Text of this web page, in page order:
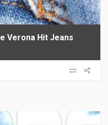
Verona Hit Jeans